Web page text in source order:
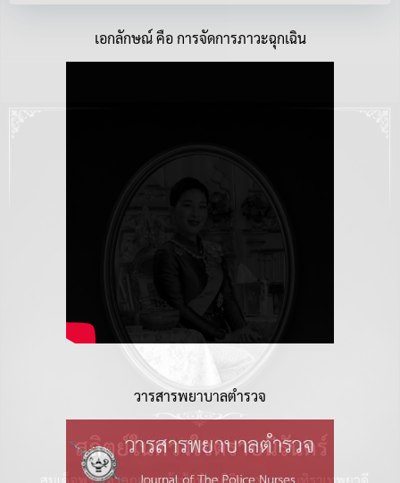
เอกลักษณ์ คือ การจัดการภาวะฉุกเฉิน
วารสารพยาบาลตำรวจ